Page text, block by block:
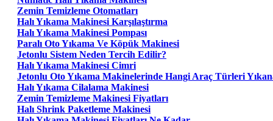
Zemin Temizleme Otomatları
Halı Yıkama Makinesi Karşılaştırma
Halı Yıkama Makinesi Pompası
Paralı Oto Yıkama Ve Köpük Makinesi
Jetonlu Sistem Neden Tercih Edilir?
Halı Yıkama Makinesi Cimri
Jetonlu Oto Yıkama Makinelerinde Hangi Araç Türleri
Halı Yıkama Cilalama Makinesi
Zemin Temizleme Makinesi Fiyatları
Halı Shrink Paketleme Makinesi